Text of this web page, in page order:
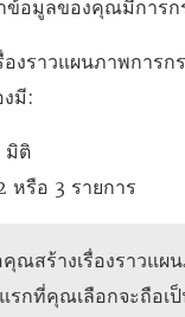
ข้อมูลของคุณมีการก
งราวแผนภาพการก
มี:
มิติ
หรือ 3 รายการ
คุณสร้างเรื่องราวแผ
รกที่คุณเลือกจะถือเ